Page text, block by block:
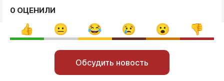
0 ОЦЕНИЛИ
Обсудить новость